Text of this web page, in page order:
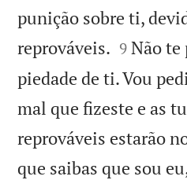
punição sobre ti,
reprováveis. 

9 Não te
piedade de ti. Vou
mal que fizeste e as
reprováveis estarão
que saibas que sou